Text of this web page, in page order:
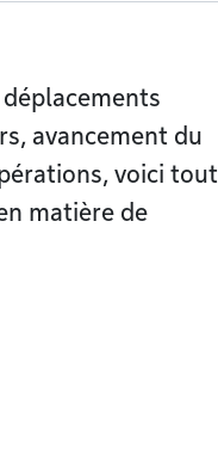
avancement du
voici tout
matière de